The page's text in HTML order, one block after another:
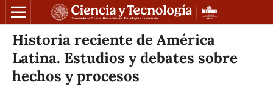
Historia reciente de América
Latina. Estudios y debates sobre
hechos y procesos